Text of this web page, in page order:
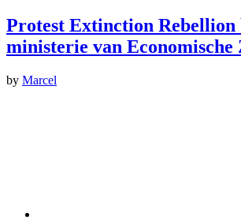
Protest Extinction
ministerie van Economische
by Marcel